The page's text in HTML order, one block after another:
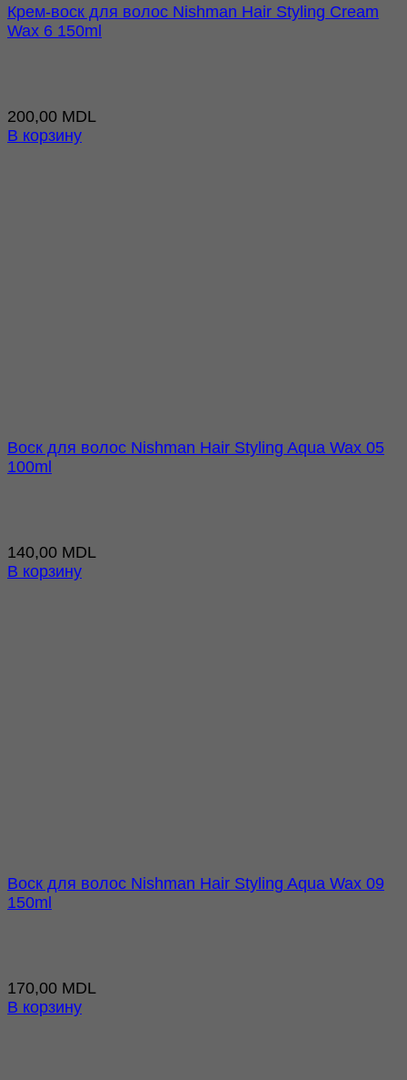
Крем-воск для волос Nishman Hair Styling Cream
Wax 6 150ml
200,00 MDL
В корзину
Воск для волос Nishman Hair Styling Aqua Wax 05
100ml
140,00 MDL
В корзину
Воск для волос Nishman Hair Styling Aqua Wax 09
150ml
170,00 MDL
В корзину